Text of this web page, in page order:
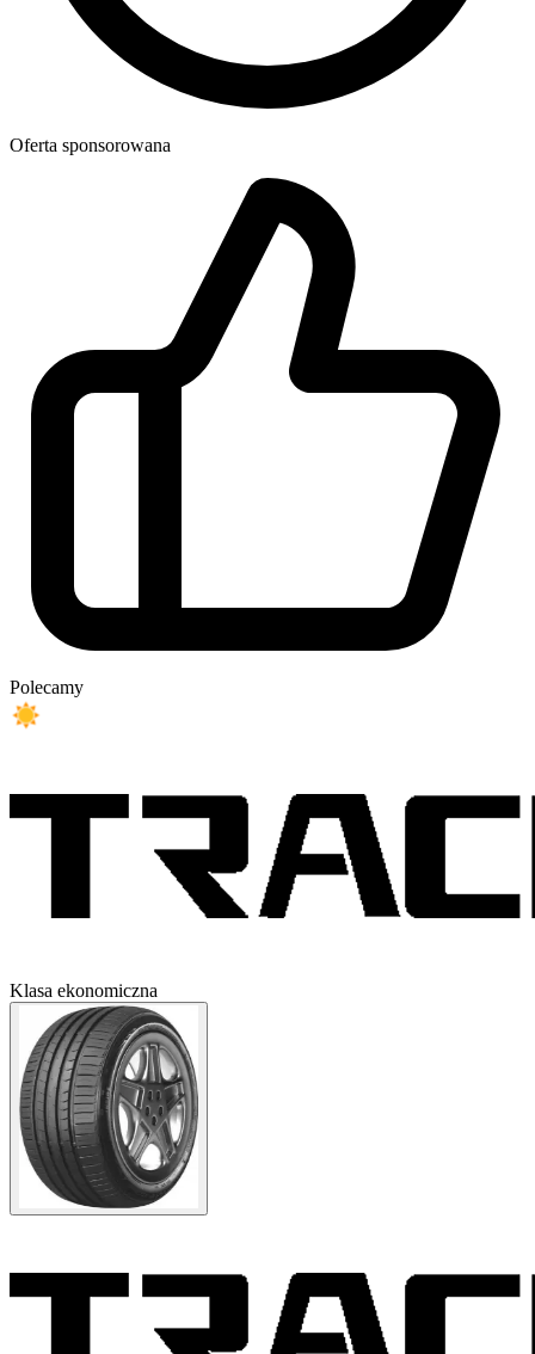
Oferta sponsorowana
Polecamy
Klasa ekonomiczna